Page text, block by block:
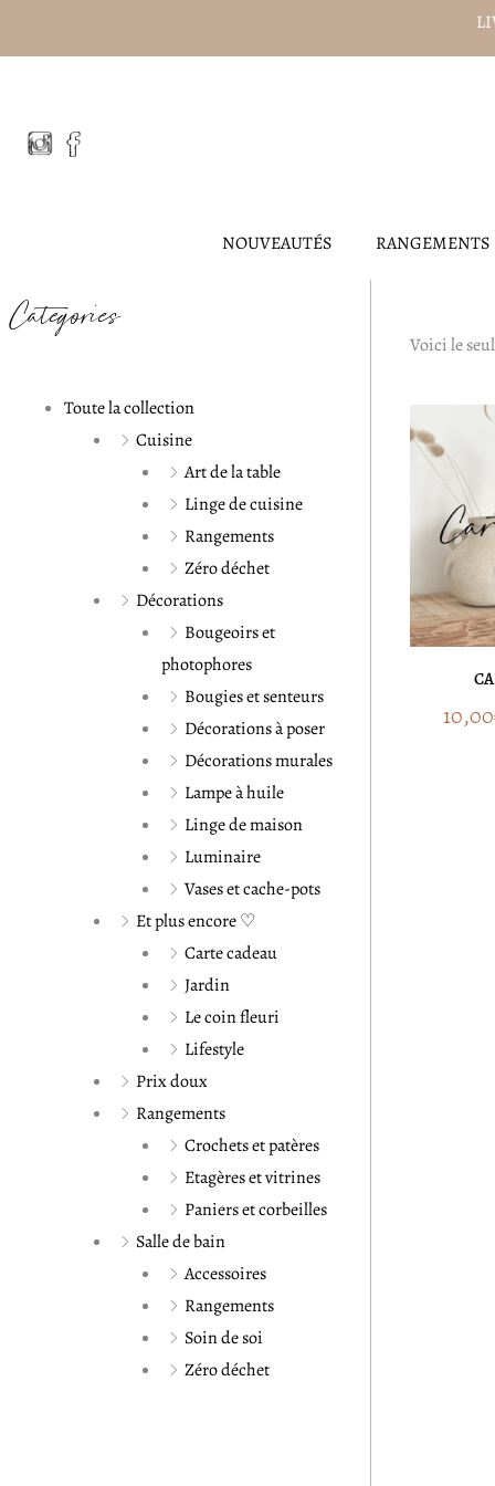
NOUVEAUTÉS RANGEMENTS
Catégories
Toute la collection
Cuisine
Art de la table
Linge de cuisine
Rangements
Zéro déchet
Décorations
Bougeoirs et
photophores
Bougies et senteurs
Décorations à poser
Décorations murales
Lampe à huile
Linge de maison
Luminaire
Vases et cache-pots
Et plus encore ♡
Carte cadeau
Jardin
Le coin fleuri
Lifestyle
Prix doux
Rangements
Crochets et patères
Etagères et vitrines
Paniers et corbeilles
Salle de bain
Accessoires
Rangements
Soin de soi
Zéro déchet
Voici le
10,00